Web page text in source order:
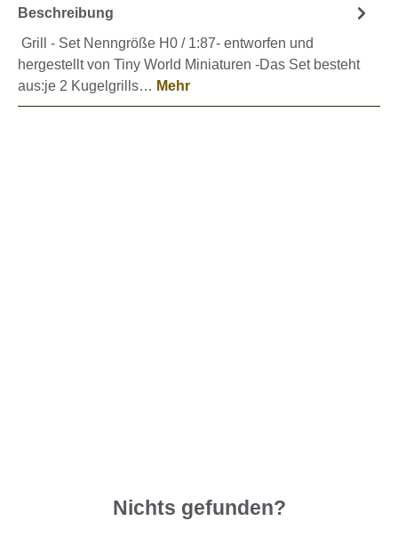
Beschreibung
Grill - Set Nenngröße H0 / 1:87- entworfen und
hergestellt von Tiny World Miniaturen -Das Set besteht
aus:je 2 Kugelgrills… Mehr
Nichts gefunden?